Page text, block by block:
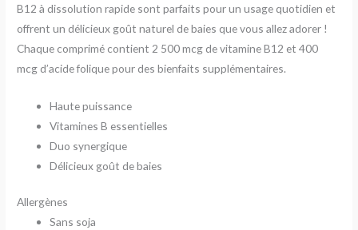
B12 à dissolution rapide sont parfaits pour un usage quotidien et
offrent un délicieux goût naturel de baies que vous allez adorer !
Chaque comprimé contient 2 500 mcg de vitamine B12 et 400
mcg d’acide folique pour des bienfaits supplémentaires.
Haute puissance
Vitamines B essentielles
Duo synergique
Délicieux goût de baies
Allergènes
Sans soja